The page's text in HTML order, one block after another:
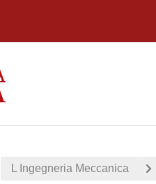
L Ingegneria Meccanica